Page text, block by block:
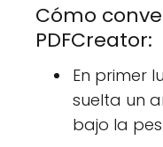
Cómo
PDFCreator:
En primer
suelta un
bajo la